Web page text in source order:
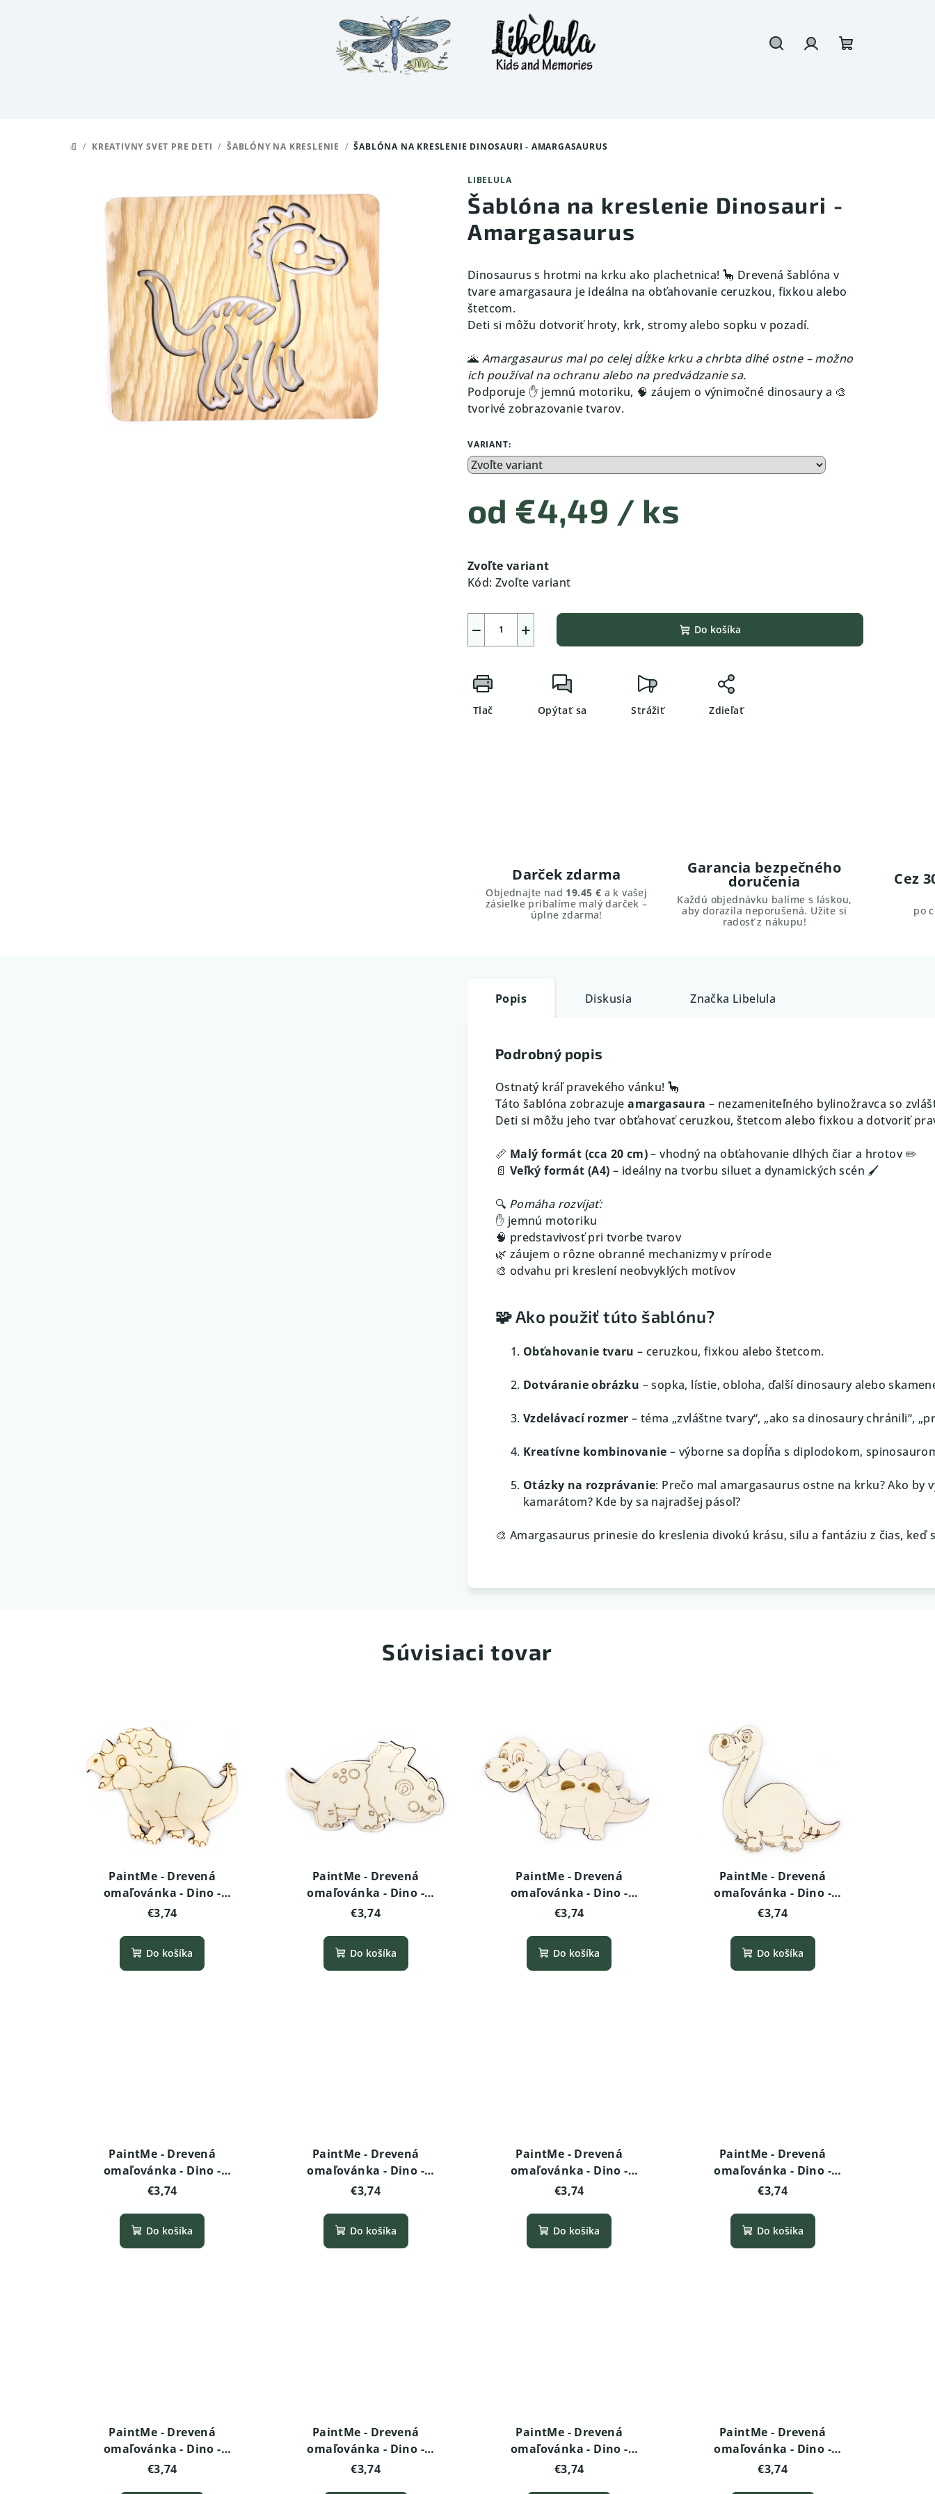
DOMOV
/ KREATIVNY SVET PRE DETI / ŠABLÓNY NA KRESLENIE / ŠABLÓNA NA KRESLENIE DINOSAURI - AMARGASAURUS
LIBELULA
Šablóna na kreslenie Dinosauri -
Amargasaurus
Dinosaurus s hrotmi na krku ako plachetnica! 🦕 Drevená šablóna v
tvare amargasaura je ideálna na obťahovanie ceruzkou, fixkou alebo
štetcom.
Deti si môžu dotvoriť hroty, krk, stromy alebo sopku v pozadí.
🌋 Amargasaurus mal po celej dĺžke krku a chrbta dlhé ostne – možno
ich používal na ochranu alebo na predvádzanie sa.
Podporuje ✋ jemnú motoriku, 🧠 záujem o výnimočné dinosaury a 🎨
tvorivé zobrazovanie tvarov.
VARIANT:
od €4,49 / ks
cena:
Zvoľte variant
Kód: Zvoľte variant
+
− Do košíka
Tlač Opýtať sa Strážiť Zdieľať
Darček zdarma
Objednajte nad 19.45 € a k vašej
zásielke pribalíme malý darček –
úplne zdarma!
Garancia bezpečného
doručenia
Každú objednávku balíme s láskou,
aby dorazila neporušená. Užite si
radosť z nákupu!
Cez
po
Popis Diskusia Značka Libelula
Podrobný popis
Ostnatý kráľ pravekého vánku! 🦕
Táto šablóna zobrazujeamargasaura – nezameniteľného bylinožravca so
Deti si môžu jeho tvar obťahovať ceruzkou, štetcom alebo fixkou a dotvoriť
📏 Malý formát (cca 20 cm)– vhodný na obťahovanie dlhých čiar a hrotov ✏️
📄 Veľký formát (A4) – ideálny na tvorbu siluet a dynamických scén 🖌️
🔍 Pomáha rozvíjať:
✋ jemnú motoriku
🧠 predstavivosť pri tvorbe tvarov
🌿 záujem o rôzne obranné mechanizmy v prírode
🎨 odvahu pri kreslení neobvyklých motívov
🧩 Ako použiť túto šablónu?
Obťahovanie tvaru – ceruzkou, fixkou alebo štetcom.
Dotváranie obrázku – sopka, lístie, obloha, ďalší dinosaury alebo
Vzdelávací rozmer – téma „zvláštne tvary“, „ako sa dinosaury chránili“,
Kreatívne kombinovanie – výborne sa dopĺňa s diplodokom,
Otázky na rozprávanie: Prečo mal amargasaurus ostne na krku? Ako by
kamarátom? Kde by sa najradšej pásol?
🎨 Amargasaurus prinesie do kreslenia divokú krásu, silu a fantáziu z čias,
Súvisiaci tovar
PaintMe - Drevená
omaľovánka - Dino -
Triceratops
€3,74
Do košíka
PaintMe - Drevená
omaľovánka - Dino -
Pachyrhinosaurus (baby)
€3,74
Do košíka
PaintMe - Drevená
omaľovánka - Dino -
Stegosaurus (baby)
€3,74
Do košíka
PaintMe - Drevená
omaľovánka - Dino -
Brachiosaurus
€3,74
Do košíka
PaintMe - Drevená
omaľovánka - Dino -
Tyrannosaurus rex (baby)
€3,74
Do košíka
PaintMe - Drevená
omaľovánka - Dino -
Triceratops (baby)
€3,74
Do košíka
PaintMe - Drevená
omaľovánka - Dino -
Apatosaurus (baby)
€3,74
Do košíka
PaintMe - Drevená
omaľovánka - Dino -
Stegosaurus (baby)
€3,74
Do košíka
PaintMe - Drevená
omaľovánka - Dino -
Deinonychus
€3,74
PaintMe - Drevená
omaľovánka - Dino -
Hungarosaurus
€3,74
PaintMe - Drevená
omaľovánka - Dino -
Brachiosaurus
€3,74
PaintMe - Drevená
omaľovánka - Dino -
Velociraptor
€3,74